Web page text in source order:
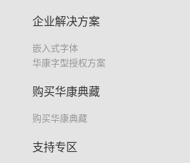
企业解决方案
嵌入式字体
华康字型授权方案
购买华康典藏
购买华康典藏
支持专区